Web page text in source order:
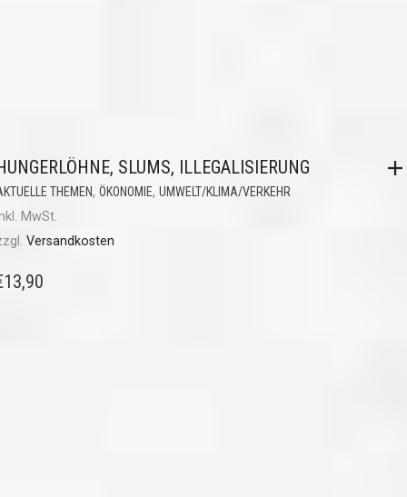
SLUMS, ILLEGALISIERUNG
THEMEN, ÖKONOMIE, UMWELT/KLIMA/VERKEHR
MwSt.
Versandkosten
13,90